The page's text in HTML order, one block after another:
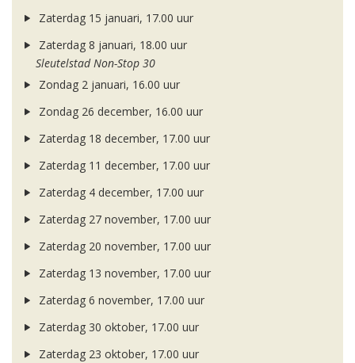
Zaterdag 15 januari, 17.00 uur
Zaterdag 8 januari, 18.00 uur
Sleutelstad Non-Stop 30
Zondag 2 januari, 16.00 uur
Zondag 26 december, 16.00 uur
Zaterdag 18 december, 17.00 uur
Zaterdag 11 december, 17.00 uur
Zaterdag 4 december, 17.00 uur
Zaterdag 27 november, 17.00 uur
Zaterdag 20 november, 17.00 uur
Zaterdag 13 november, 17.00 uur
Zaterdag 6 november, 17.00 uur
Zaterdag 30 oktober, 17.00 uur
Zaterdag 23 oktober, 17.00 uur